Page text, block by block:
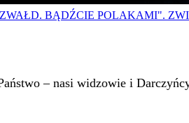
BĄDŹCIE POLAKAMI".
– nasi widzowie i